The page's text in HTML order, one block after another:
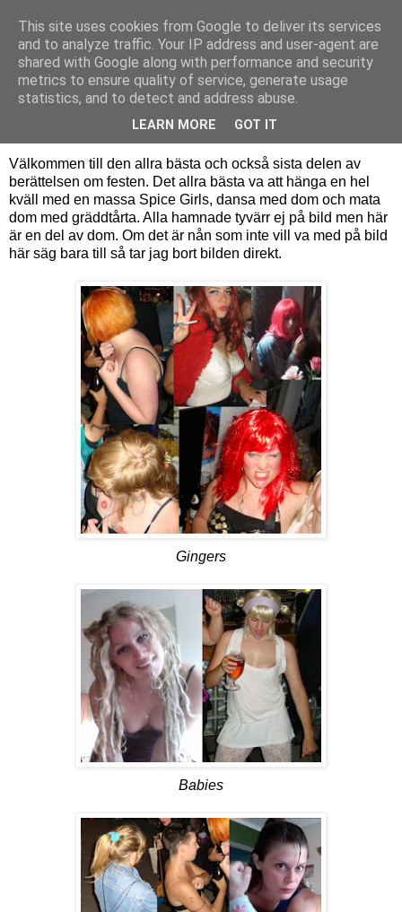
Sara Hansson
fredag 8 juli 2011
Festen del 3: GIRLSEN
Välkommen till den allra bästa och också sista delen av
berättelsen om festen. Det allra bästa va att hänga en hel
kväll med en massa Spice Girls, dansa med dom och mata
dom med gräddtårta. Alla hamnade tyvärr ej på bild men här
är en del av dom. Om det är nån som inte vill va med på bild
här säg bara till så tar jag bort bilden direkt.
Gingers
Babies
This site uses cookies from Google to deliver its services
and to analyze traffic. Your IP address and user-agent are
shared with Google along with performance and security
metrics to ensure quality of service, generate usage
statistics, and to detect and address abuse.
LEARN MORE GOT IT